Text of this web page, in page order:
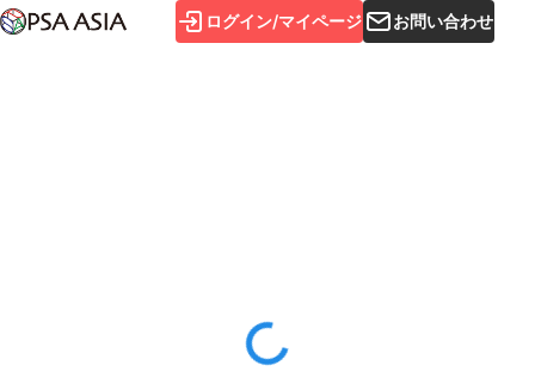
ログイン/マイページ お問い合わせ